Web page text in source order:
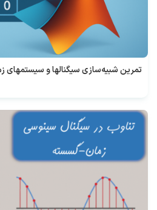
تمرین شبیه‌سازی سیگنالها و